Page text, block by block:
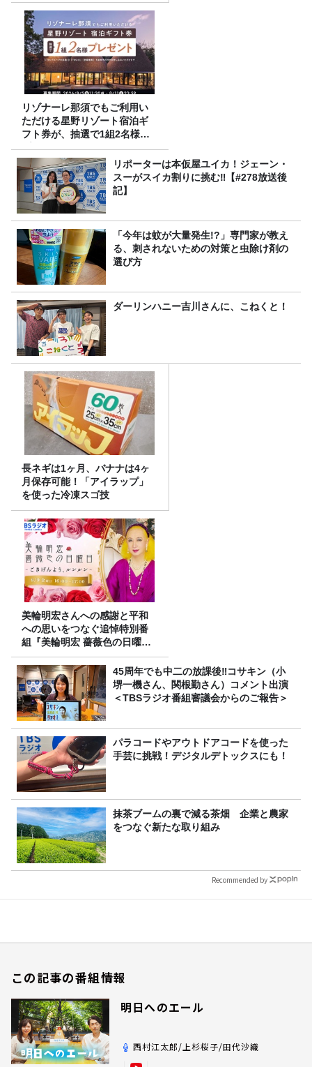
食べ比べ】
リゾナーレ那須でもご利用い
ただける星野リゾート宿泊ギ
フト券が、抽選で1組2名様に
プレゼント！
リポーターは本仮屋ユイカ！ジェーン・
スーがスイカ割りに挑む‼【#278放送後
記】
「今年は蚊が大量発生!?」専門家が教え
る、刺されないための対策と虫除け剤の
選び方
ダーリンハニー吉川さんに、こねくと！
長ネギは1ヶ月、バナナは4ヶ
月保存可能！「アイラップ」
を使った冷凍スゴ技
美輪明宏さんへの感謝と平和
への思いをつなぐ追悼特別番
組『美輪明宏 薔薇色の日曜日
～ごきげんよう、ルンルン
～』8/9（日）16時放送45周年でも中二の放課後‼コサキン（小
堺一機さん、関根勤さん）コメント出演
＜TBSラジオ番組審議会からのご報告＞
パラコードやアウトドアコードを使った
手芸に挑戦！デジタルデトックスにも！
抹茶ブームの裏で減る茶畑 企業と農家
をつなぐ新たな取り組み
Recommended by
この記事の番組情報
明日へのエール
西村江太郎/上杉桜子/田代沙織